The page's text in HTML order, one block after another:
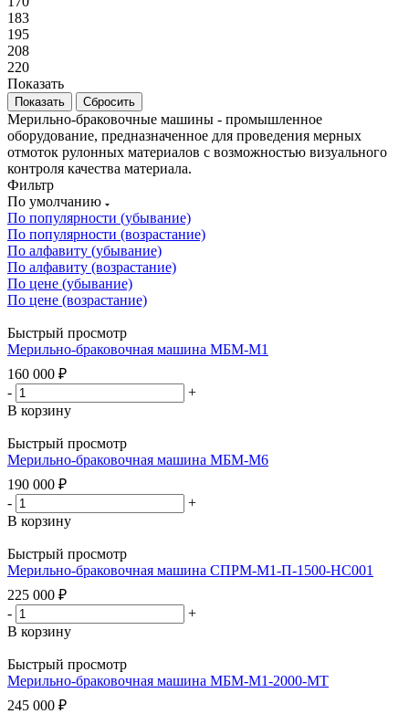
183
195
208
220
Показать
Сбросить
Мерильно-браковочные машины - промышленное
оборудование, предназначенное для проведения мерных
отмоток рулонных материалов с возможностью визуального
контроля качества материала.
Фильтр
По умолчанию
По популярности (убывание)
По популярности (возрастание)
По алфавиту (убывание)
По алфавиту (возрастание)
По цене (убывание)
По цене (возрастание)
Быстрый просмотр
Мерильно-браковочная машина МБМ-М1
160 000 ₽
-
+
В корзину
Быстрый просмотр
Мерильно-браковочная машина МБМ-М6
190 000 ₽
-
+
В корзину
Быстрый просмотр
Мерильно-браковочная машина СПРМ-М1-П-1500-НС001
225 000 ₽
-
+
В корзину
Быстрый просмотр
Мерильно-браковочная машина МБМ-М1-2000-МТ
245 000 ₽